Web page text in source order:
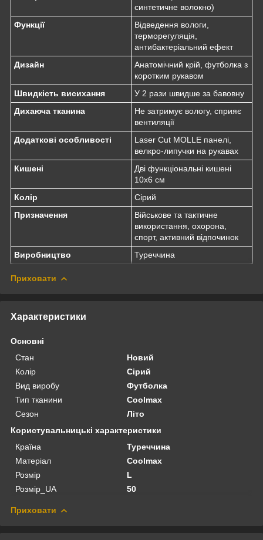
синтетичне волокно)
Функції
Відведення вологи,
терморегуляція,
антибактеріальний ефект
Дизайн
Анатомічний крій, футболка з
коротким рукавом
Швидкість висихання
У 2 рази швидше за бавовну
Дихаюча тканина
Не затримує вологу, сприяє
вентиляції
Додаткові особливості
Laser Cut MOLLE панелі,
велкро-липучки на рукавах
Кишені
Дві функціональні кишені
10x6 см
Колір
Сірий
Призначення
Військове та тактичне
використання, охорона,
спорт, активний відпочинок
Виробництво
Туреччина
Приховати
Характеристики
Основні
Стан
Новий
Колір
Сірий
Вид виробу
Футболка
Тип тканини
Coolmax
Сезон
Літо
Користувальницькі характеристики
Країна
Туреччина
Матеріал
Coolmax
Розмір
L
Розмір_UA
50
Приховати